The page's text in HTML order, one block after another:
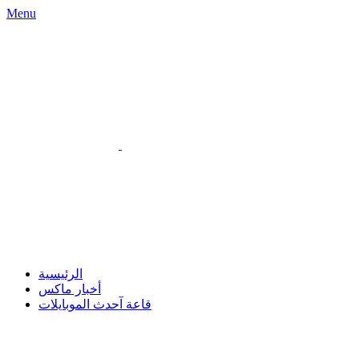
Menu
الرئيسية
أخبار ماكس
قاعة آحدث الموبايلات